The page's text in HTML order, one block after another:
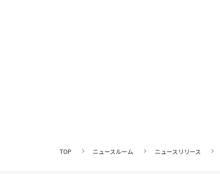
TOP ニュースルーム ニュースリリース